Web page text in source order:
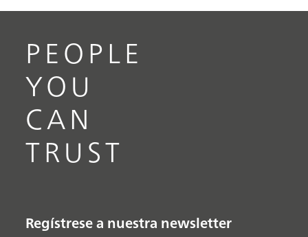
PEOPLE
YOU
CAN
TRUST
Regístrese a nuestra newsletter